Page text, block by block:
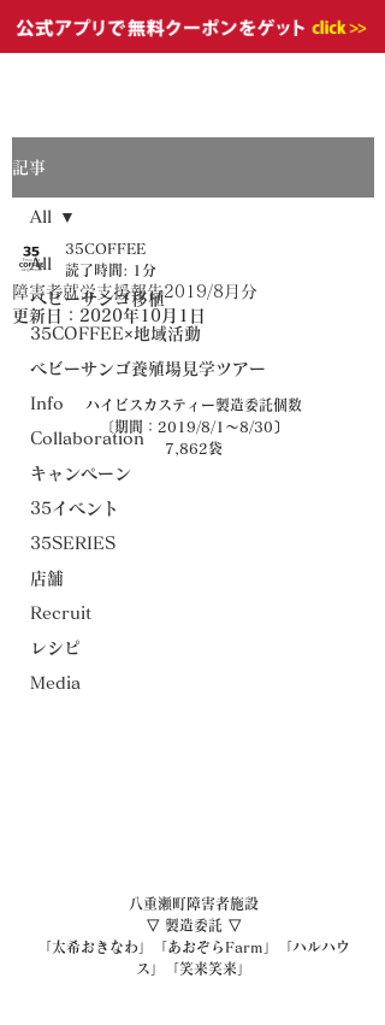
記事
All
ベビーサンゴ移植
35COFFEE×地域活動
ベビーサンゴ養殖場見学ツアー
Info
Collaboration
キャンペーン
35イベント
35SERIES
店舗
Recruit
レシピ
Media
All
障害者就労支援報告2019/8月分
35COFFEE
読了時間: 1分
更新日： 2020年10月1日
ハイビスカスティー製造委託個数
〔期間：2019/8/1～8/30〕
7,862袋
八重瀬町障害者施設
▽ 製造委託 ▽
「太希おきなわ」「あおぞらFarm」「ハルハウ
ス」「笑来笑来」